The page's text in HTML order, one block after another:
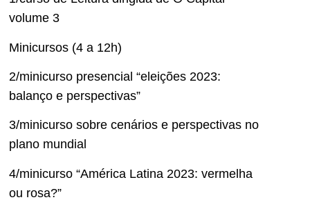
volume 3
Minicursos (4 a 12h)
2/minicurso presencial “eleições 2023:
balanço e perspectivas”
3/minicurso sobre cenários e perspectivas no
plano mundial
4/minicurso “América Latina 2023: vermelha
ou rosa?”